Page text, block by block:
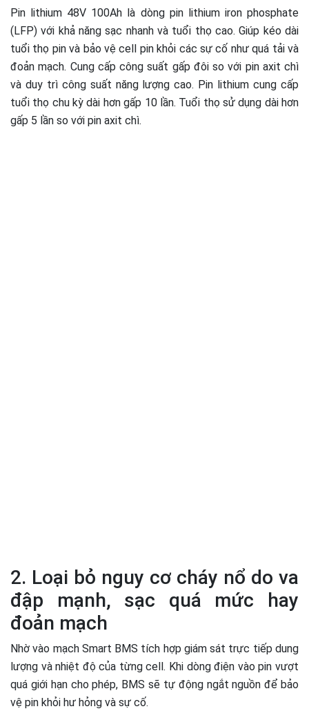
Pin lithium 48V 100Ah là dòng pin lithium iron phosphate
(LFP) với khả năng sạc nhanh và tuổi thọ cao. Giúp kéo dài
tuổi thọ pin và bảo vệ cell pin khỏi các sự cố như quá tải và
đoản mạch. Cung cấp công suất gấp đôi so với pin axit chì
và duy trì công suất năng lượng cao. Pin lithium cung cấp
tuổi thọ chu kỳ dài hơn gấp 10 lần. Tuổi thọ sử dụng dài hơn
gấp 5 lần so với pin axit chì.
2. Loại bỏ nguy cơ cháy nổ do va
đập mạnh, sạc quá mức hay
đoản mạch
Nhờ vào mạch Smart BMS tích hợp giám sát trực tiếp dung
lượng và nhiệt độ của từng cell. Khi dòng điện vào pin vượt
quá giới hạn cho phép, BMS sẽ tự động ngắt nguồn để bảo
vệ pin khỏi hư hỏng và sự cố.